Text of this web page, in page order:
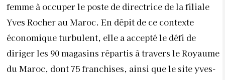
femme à occuper le poste de directrice de la filiale
Yves Rocher au Maroc. En dépit de ce contexte
économique turbulent, elle a accepté le défi de
diriger les 90 magasins répartis à travers le Royaume
du Maroc, dont 75 franchises, ainsi que le site yves-